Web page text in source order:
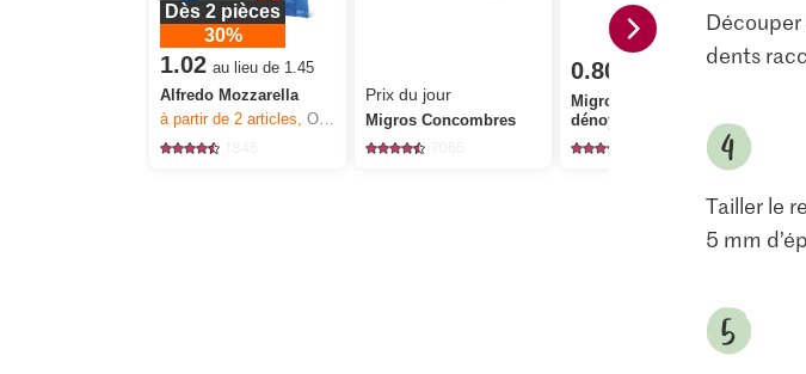
Dès 2 pièces
30%
1.02 au lieu de 1.45
Alfredo Mozzarella
à partir de 2articles,Offre valable du 6.8 au 12.8.2026, jusqu’à épuisement du stock.
Prix du jour
Migros Concombres
0.80
Migros Olives noires,
dénoyautées
Découper
dents
Tailler le
5 mm